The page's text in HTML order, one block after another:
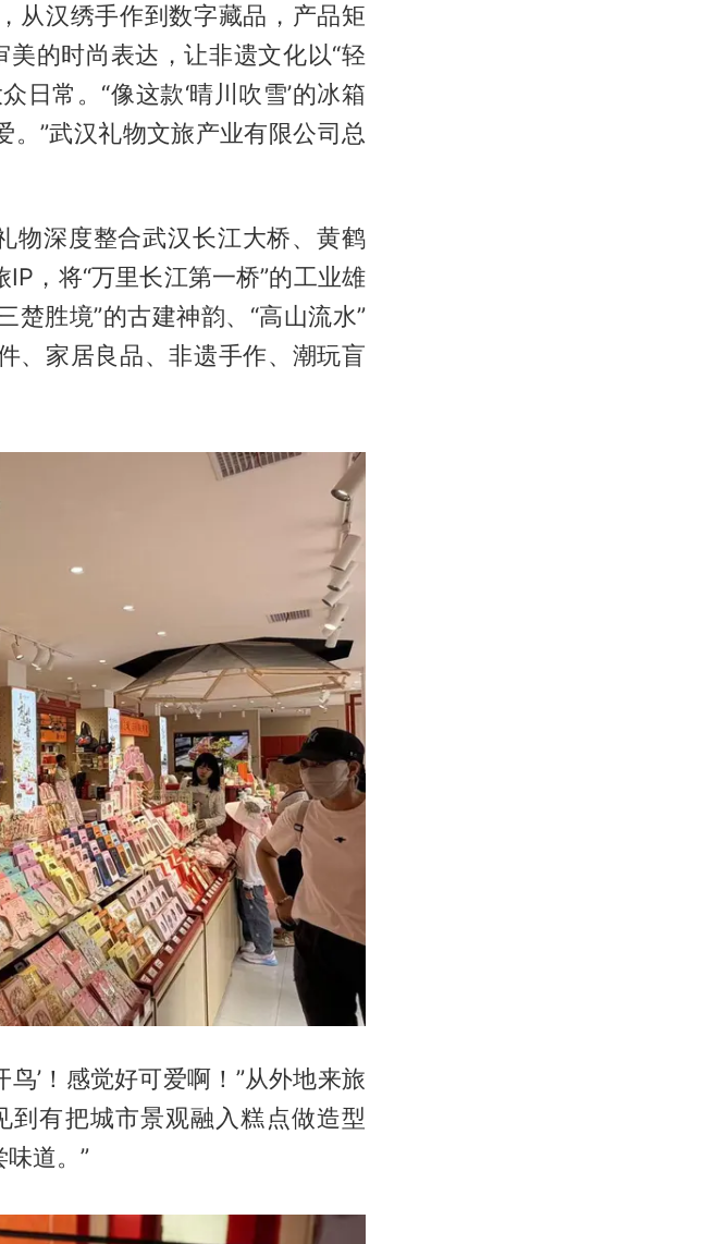
从汉绣手作到数字藏品，产品矩
的时尚表达，让非遗文化以“轻
日常。“像这款‘晴川吹雪’的冰箱
”武汉礼物文旅产业有限公司总
物深度整合武汉长江大桥、黄鹤
，将“万里长江第一桥”的工业雄
楚胜境”的古建神韵、“高山流水”
、家居良品、非遗手作、潮玩盲
鸟’！感觉好可爱啊！”从外地来旅
到有把城市景观融入糕点做造型
道。”